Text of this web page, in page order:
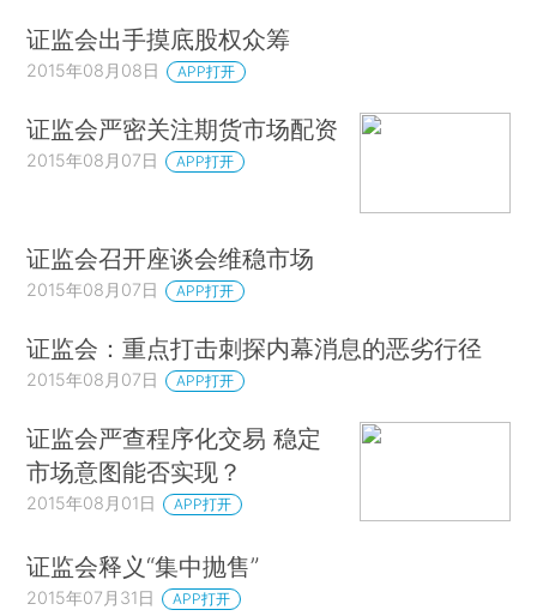
证监会出手摸底股权众筹
2015年08月08日 APP打开
证监会严密关注期货市场配资
2015年08月07日 APP打开
证监会召开座谈会维稳市场
2015年08月07日 APP打开
证监会：重点打击刺探内幕消息的恶劣行径
2015年08月07日 APP打开
证监会严查程序化交易 稳定
市场意图能否实现？
2015年08月01日 APP打开
证监会释义“集中抛售”
2015年07月31日 APP打开